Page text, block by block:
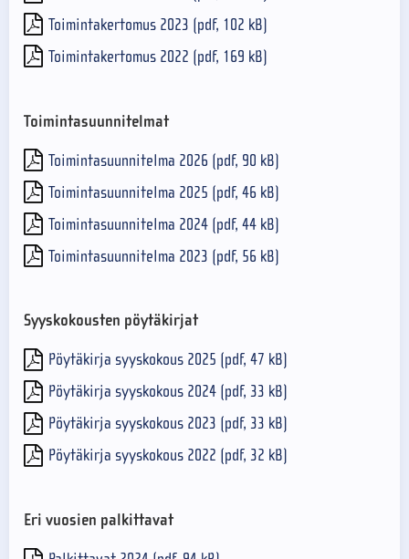
Toimintakertomus 2023 (pdf, 102 kB)
Toimintakertomus 2022 (pdf, 169 kB)
Toimintasuunnitelmat
Toimintasuunnitelma 2026 (pdf, 90 kB)
Toimintasuunnitelma 2025 (pdf, 46 kB)
Toimintasuunnitelma 2024 (pdf, 44 kB)
Toimintasuunnitelma 2023 (pdf, 56 kB)
Syyskokousten pöytäkirjat
Pöytäkirja syyskokous 2025 (pdf, 47 kB)
Pöytäkirja syyskokous 2024 (pdf, 33 kB)
Pöytäkirja syyskokous 2023 (pdf, 33 kB)
Pöytäkirja syyskokous 2022 (pdf, 32 kB)
Eri vuosien palkittavat